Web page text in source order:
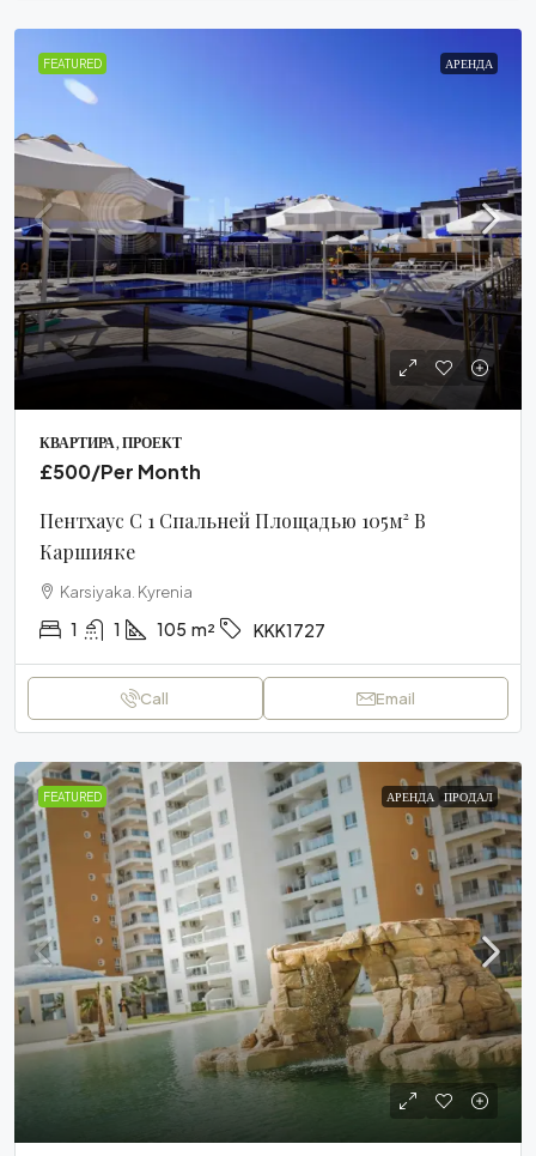
FEATURED АРЕНДА
КВАРТИРА, ПРОЕКТ
£500/Per Month
Пентхаус С 1 Спальней Площадью 105м² В
Каршияке
Karsiyaka. Kyrenia
1 1 105 m² KKK1727
Call Email
FEATURED АРЕНДА ПРОДАЛ